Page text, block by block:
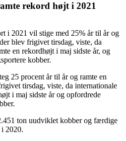
rekord højt i 2021
i 2021 vil stige med 25% år til år og
blev frigivet tirsdag, viste, da
en rekordhøjt i maj sidste år, og
kobber.
25 procent år til år og ramte en
tirsdag, viste, da internationale
i maj sidste år og opfordrede
ton uudviklet kobber og færdige
2020.